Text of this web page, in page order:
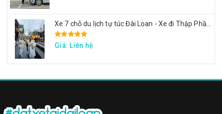
Giá: Liên hệ